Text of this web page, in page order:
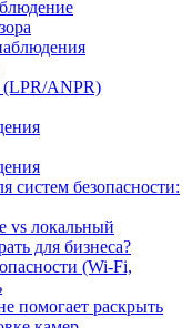
(LPR/ANPR)
систем безопасности:
vs локальный
для бизнеса?
(Wi-Fi,
помогает раскрыть